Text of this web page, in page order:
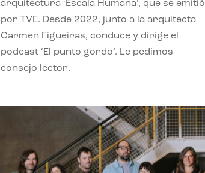
arquitectura ‘Escala Humana’, que se emitió
por TVE. Desde 2022, junto a la arquitecta
Carmen Figueiras, conduce y dirige el
podcast ‘El punto gordo’. Le pedimos
consejo lector.